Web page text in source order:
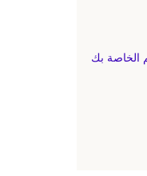
الخاصة بك